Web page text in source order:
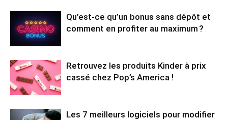
Qu’est-ce qu’un bonus sans dépôt et
comment en profiter au maximum ?
Retrouvez les produits Kinder à prix
cassé chez Pop’s America !
Les 7 meilleurs logiciels pour modifier